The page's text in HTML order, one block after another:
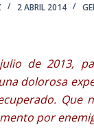
2 ABRIL 2014
de 2013,
dolorosa
Que
por